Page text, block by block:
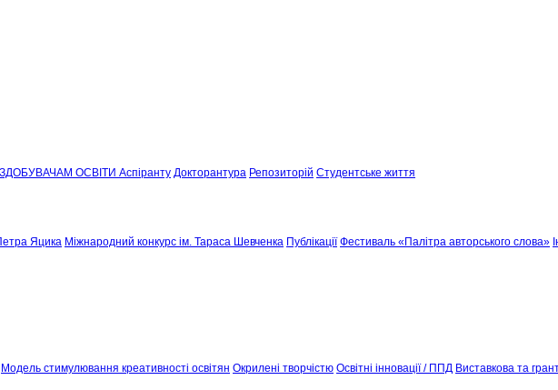
ЗДОБУВАЧАМ ОСВІТИ Аспіранту Докторантура Репозиторій Студентське життя
Яцика Міжнародний конкурс ім. Тараса Шевченка Публікації Фестиваль «Палітра авторського слова»
Модель стимулювання креативності освітян Окрилені творчістю Освітні інновації / ППД Виставкова та